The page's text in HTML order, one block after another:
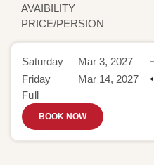
AVAIBILITY
PRICE/PERSION
Saturday
Mar 3, 2027
Friday
Mar 14, 2027
Full
BOOK NOW